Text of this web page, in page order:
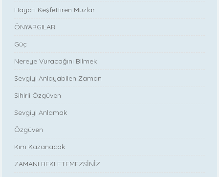
Hayatı Keşfettiren Muzlar
ÖNYARGILAR
Güç
Nereye Vuracağını Bilmek
Sevgiyi Anlayabilen Zaman
Sihirli Özgüven
Sevgiyi Anlamak
Özgüven
Kim Kazanacak
ZAMANI BEKLETEMEZSİNİZ